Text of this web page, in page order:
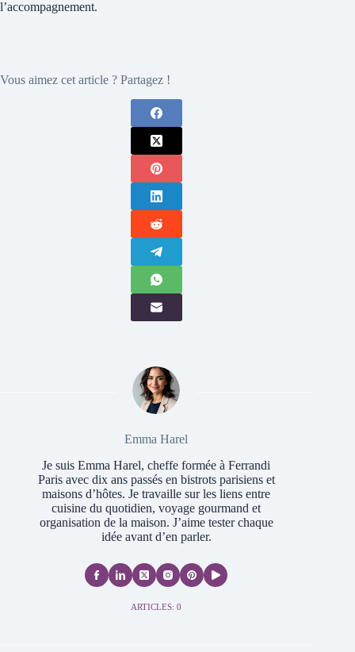
l’accompagnement.
Vous aimez cet article ? Partagez !
Emma Harel
Je suis Emma Harel, cheffe formée à Ferrandi
Paris avec dix ans passés en bistrots parisiens et
maisons d’hôtes. Je travaille sur les liens entre
cuisine du quotidien, voyage gourmand et
organisation de la maison. J’aime tester chaque
idée avant d’en parler.
ARTICLES: 0